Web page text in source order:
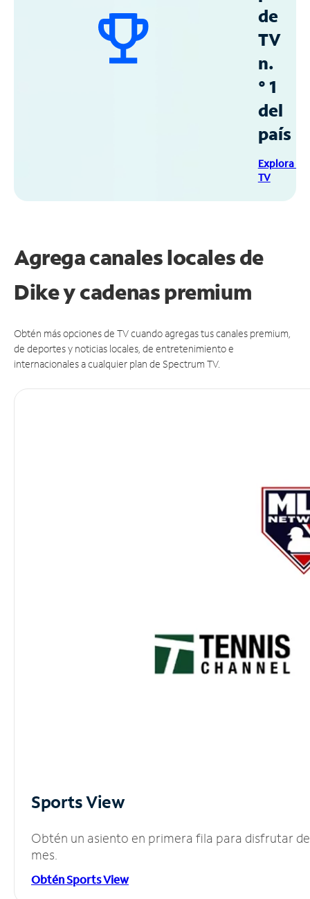
de
TV
n.
° 1
del
país
Explora
TV
Agrega canales locales de
Dike y cadenas premium
Obtén más opciones de TV cuando agregas tus canales premium,
de deportes y noticias locales, de entretenimiento e
internacionales a cualquier plan de Spectrum TV.
Sports View
Obtén un asiento en primera fila para disfrutar
mes.
Obtén Sports View